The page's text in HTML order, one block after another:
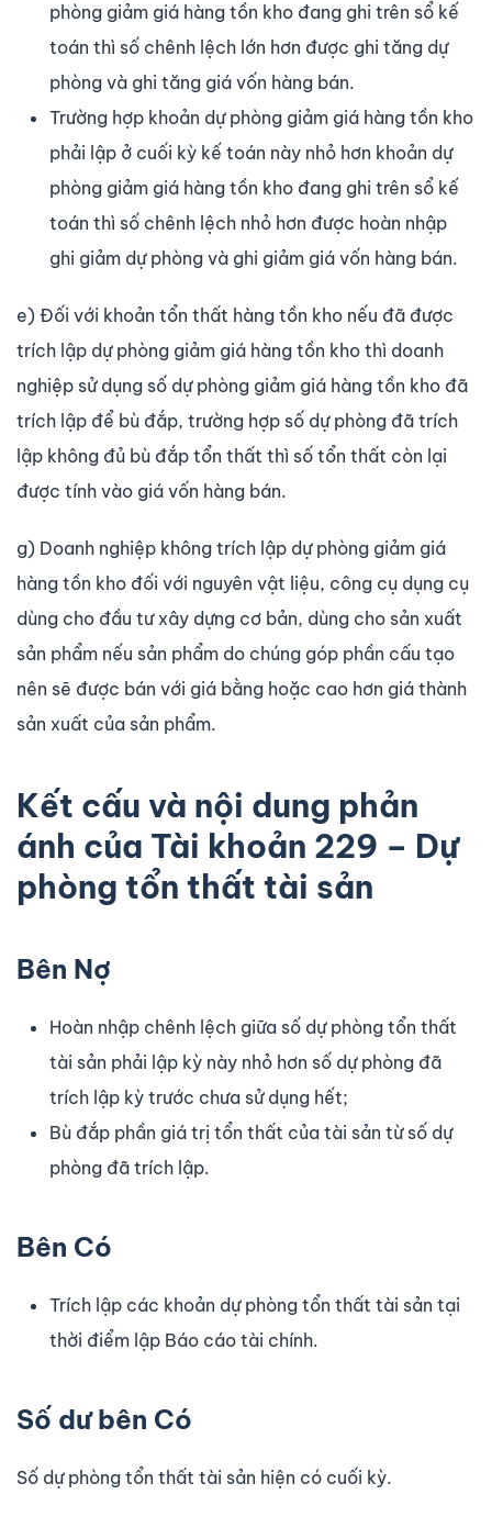
phòng giảm giá hàng tồn kho đang ghi trên sổ kế
toán thì số chênh lệch lớn hơn được ghi tăng dự
phòng và ghi tăng giá vốn hàng bán.
Trường hợp khoản dự phòng giảm giá hàng tồn kho
phải lập ở cuối kỳ kế toán này nhỏ hơn khoản dự
phòng giảm giá hàng tồn kho đang ghi trên sổ kế
toán thì số chênh lệch nhỏ hơn được hoàn nhập
ghi giảm dự phòng và ghi giảm giá vốn hàng bán.
e) Đối với khoản tổn thất hàng tồn kho nếu đã được
trích lập dự phòng giảm giá hàng tồn kho thì doanh
nghiệp sử dụng số dự phòng giảm giá hàng tồn kho đã
trích lập để bù đắp, trường hợp số dự phòng đã trích
lập không đủ bù đắp tổn thất thì số tổn thất còn lại
được tính vào giá vốn hàng bán.
g) Doanh nghiệp không trích lập dự phòng giảm giá
hàng tồn kho đối với nguyên vật liệu, công cụ dụng cụ
dùng cho đầu tư xây dựng cơ bản, dùng cho sản xuất
sản phẩm nếu sản phẩm do chúng góp phần cấu tạo
nên sẽ được bán với giá bằng hoặc cao hơn giá thành
sản xuất của sản phẩm.
Kết cấu và nội dung phản
ánh của Tài khoản 229 – Dự
phòng tổn thất tài sản
Bên Nợ
Hoàn nhập chênh lệch giữa số dự phòng tổn thất
tài sản phải lập kỳ này nhỏ hơn số dự phòng đã
trích lập kỳ trước chưa sử dụng hết;
Bù đắp phần giá trị tổn thất của tài sản từ số dự
phòng đã trích lập.
Bên Có
Trích lập các khoản dự phòng tổn thất tài sản tại
thời điểm lập Báo cáo tài chính.
Số dư bên Có
Số dự phòng tổn thất tài sản hiện có cuối kỳ.